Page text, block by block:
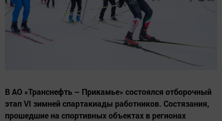
В АО «Транснефть – Прикамье» состоялся отборочный
этап VI зимней спартакиады работников. Состязания,
прошедшие на спортивных объектах в регионах